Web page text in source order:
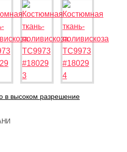
в высоком разрешение